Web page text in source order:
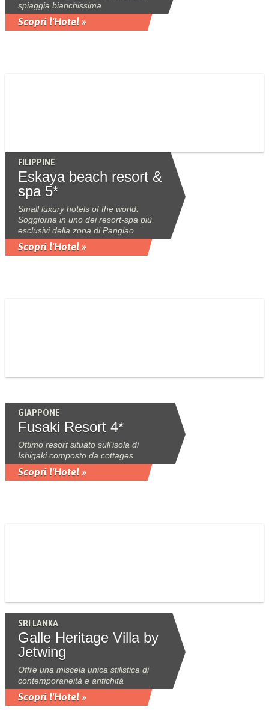
spiaggia bianchissima
Scopri l'Hotel »
FILIPPINE
Eskaya beach resort &
spa 5*
Small luxury hotels of the world.
Soggiorna in uno dei resort-spa più
esclusivi della zona di Panglao
Scopri l'Hotel »
GIAPPONE
Fusaki Resort 4*
Ottimo resort situato sull'isola di
Ishigaki composto da cottages
Scopri l'Hotel »
SRI LANKA
Galle Heritage Villa by
Jetwing
Offre una miscela unica stilistica di
contemporaneità e antichità
Scopri l'Hotel »